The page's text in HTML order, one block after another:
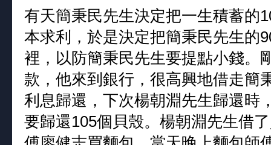
有天簡秉民先生決定把一生積蓄的
本求利，於是決定把簡秉民先生的
裡，以防簡秉民先生要提點小錢。
款，他來到銀行，很高興地借走簡
利息歸還，下次楊朝淵先生歸還時
要歸還105個貝殼。楊朝淵先生借